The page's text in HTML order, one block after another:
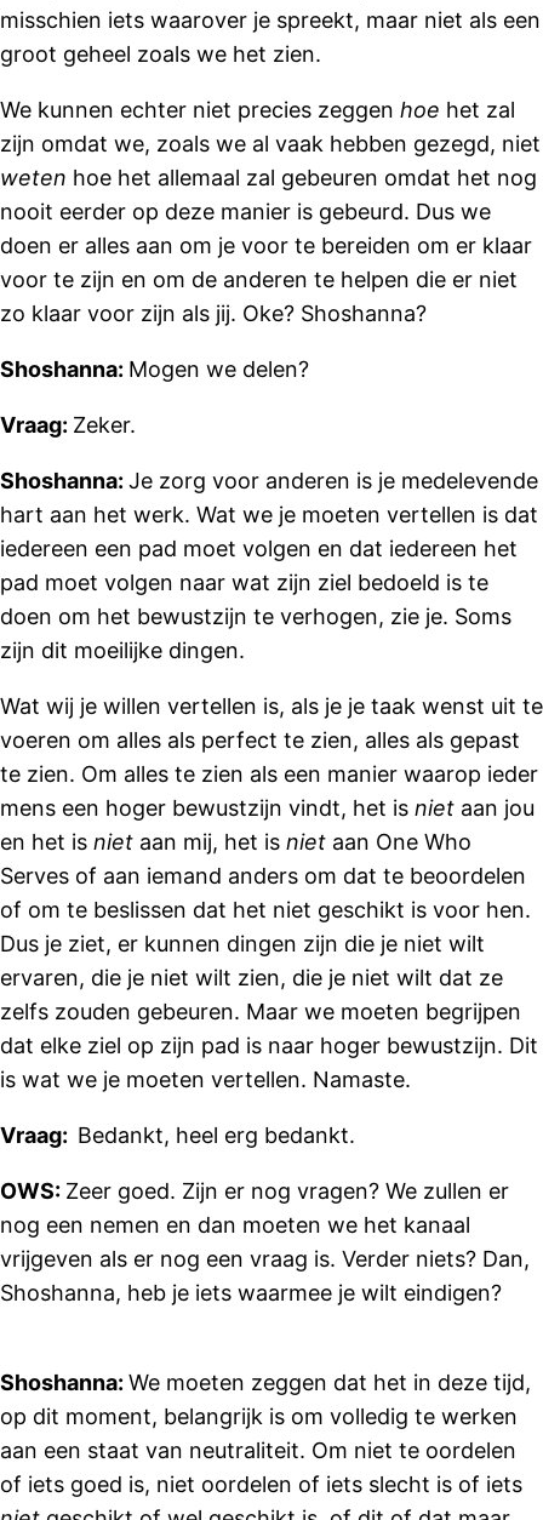
misschien iets waarover je spreekt, maar niet als een
groot geheel zoals we het zien.
We kunnen echter niet precies zeggen hoe het zal
zijn omdat we, zoals we al vaak hebben gezegd, niet
weten hoe het allemaal zal gebeuren omdat het nog
nooit eerder op deze manier is gebeurd. Dus we
doen er alles aan om je voor te bereiden om er klaar
voor te zijn en om de anderen te helpen die er niet
zo klaar voor zijn als jij. Oke? Shoshanna?
Shoshanna: Mogen we delen?
Vraag: Zeker.
Shoshanna: Je zorg voor anderen is je medelevende
hart aan het werk. Wat we je moeten vertellen is dat
iedereen een pad moet volgen en dat iedereen het
pad moet volgen naar wat zijn ziel bedoeld is te
doen om het bewustzijn te verhogen, zie je. Soms
zijn dit moeilijke dingen.
Wat wij je willen vertellen is, als je je taak wenst uit te
voeren om alles als perfect te zien, alles als gepast
te zien. Om alles te zien als een manier waarop ieder
mens een hoger bewustzijn vindt, het is niet aan jou
en het is niet aan mij, het is niet aan One Who
Serves of aan iemand anders om dat te beoordelen
of om te beslissen dat het niet geschikt is voor hen.
Dus je ziet, er kunnen dingen zijn die je niet wilt
ervaren, die je niet wilt zien, die je niet wilt dat ze
zelfs zouden gebeuren. Maar we moeten begrijpen
dat elke ziel op zijn pad is naar hoger bewustzijn. Dit
is wat we je moeten vertellen. Namaste.
Vraag: Bedankt, heel erg bedankt.
OWS: Zeer goed. Zijn er nog vragen? We zullen er
nog een nemen en dan moeten we het kanaal
vrijgeven als er nog een vraag is. Verder niets? Dan,
Shoshanna, heb je iets waarmee je wilt eindigen?
Shoshanna: We moeten zeggen dat het in deze tijd,
op dit moment, belangrijk is om volledig te werken
aan een staat van neutraliteit. Om niet te oordelen
of iets goed is, niet oordelen of iets slecht is of iets